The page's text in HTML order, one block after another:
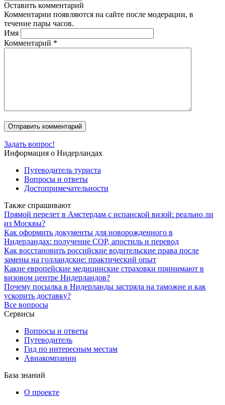
Оставить комментарий
Комментарии появляются на сайте после модерации, в
течение пары часов.
Имя
Комментарий *
Задать вопрос!
Информация о Нидерландах
Путеводитель туриста
Вопросы и ответы
Достопримечательности
Также спрашивают
Прямой перелет в Амстердам с испанской визой: реально ли
из Москвы?
Как оформить документы для новорожденного в
Нидерландах: получение СОР, апостиль и перевод
Как восстановить российские водительские права после
замены на голландские: практический опыт
Какие европейские медицинские страховки принимают в
визовом центре Нидерландов?
Почему посылка в Нидерланды застряла на таможне и как
ускорить доставку?
Все вопросы
Сервисы
Вопросы и ответы
Путеводитель
Гид по интересным местам
Авиакомпании
База знаний
О проекте